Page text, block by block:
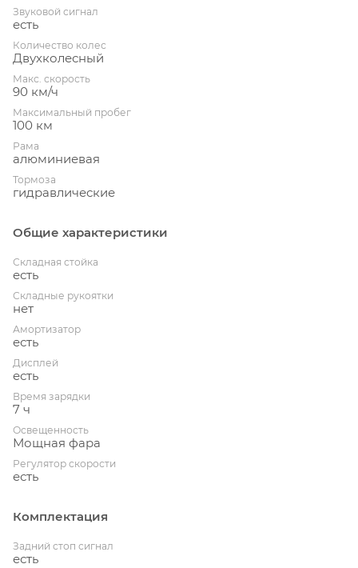
Звуковой сигнал
есть
Количество колес
Двухколесный
Макс. скорость
90 км/ч
Максимальный пробег
100 км
Рама
алюминиевая
Тормоза
гидравлические
Общие характеристики
Складная стойка
есть
Складные рукоятки
нет
Амортизатор
есть
Дисплей
есть
Время зарядки
7 ч
Освещенность
Мощная фара
Регулятор скорости
есть
Комплектация
Задний стоп сигнал
есть